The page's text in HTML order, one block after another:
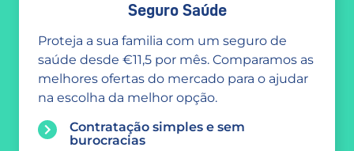
Seguro Saúde
Proteja a sua familia com um seguro de
saúde desde €11,5 por mês. Comparamos as
melhores ofertas do mercado para o ajudar
na escolha da melhor opção.
Contratação simples e sem
burocracias